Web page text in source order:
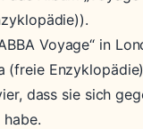
Voyage“ in
(freie
dass sie sich